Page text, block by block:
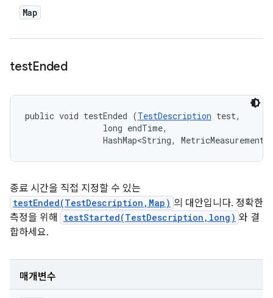
Map
testEnded
public void testEnded (TestDescription test,
                long endTime,
HashMap<String,
종료 시간을 직접 지정할 수 있는
testEnded(TestDescription,Map) 의 대안입니다. 정확한
측정을 위해
testStarted(TestDescription,long) 와 결
합하세요.
매개변수